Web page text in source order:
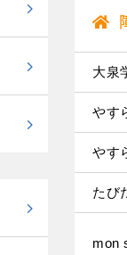
大泉
やす
やす
たび
mon